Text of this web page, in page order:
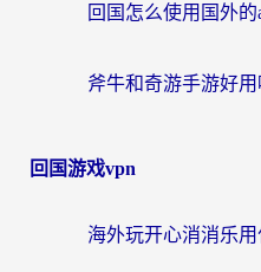
回国游戏vpn